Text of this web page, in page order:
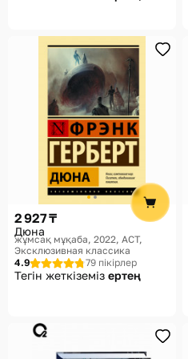
2 927 ₸
Дюна
жұмсақ мұқаба, 2022 АСТ,
Эксклюзивная классика
4.9
79 пікірлер
Тегін жеткіземіз ертең